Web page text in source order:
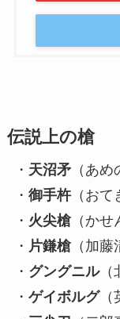
伝説上の槍
・ 天沼矛（あめ
・ 御手杵（おて
・ 火尖槍（かせ
・ 片鎌槍（加藤
・ グングニル（
・ ゲイボルグ（